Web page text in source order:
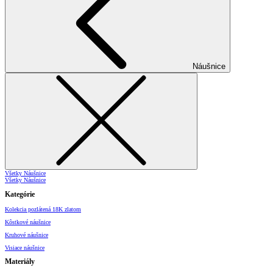
Náušnice
Všetky Náušnice
Všetky Náušnice
Kategórie
Kolekcia pozlátená 18K zlatom
Kôstkové náušnice
Kruhové náušnice
Visiace náušnice
Materiály